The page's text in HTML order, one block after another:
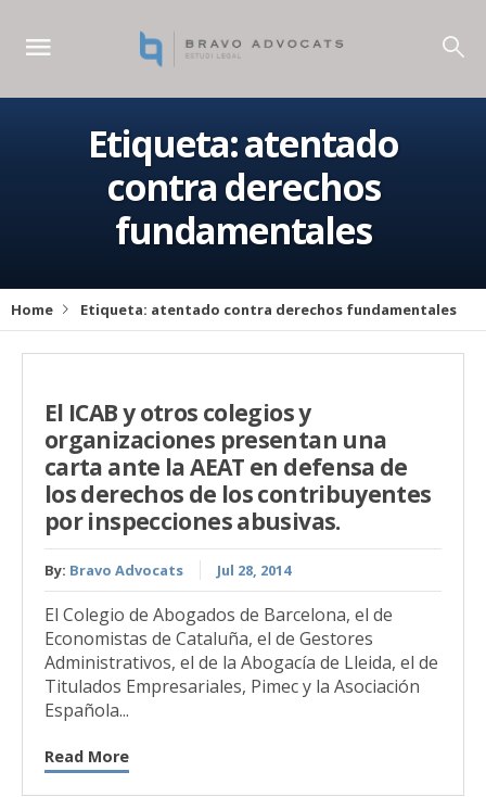
Etiqueta:atentado
contra derechos
fundamentales
Home Etiqueta: atentado contra derechos fundamentales
El ICAB y otros colegios y
organizaciones presentan una
carta ante la AEAT en defensa de
los derechos de los contribuyentes
por inspecciones abusivas.
By: Bravo Advocats Jul 28, 2014
El Colegio de Abogados de Barcelona, el de
Economistas de Cataluña, el de Gestores
Administrativos, el de la Abogacía de Lleida, el de
Titulados Empresariales, Pimec y la Asociación
Española...
Read More